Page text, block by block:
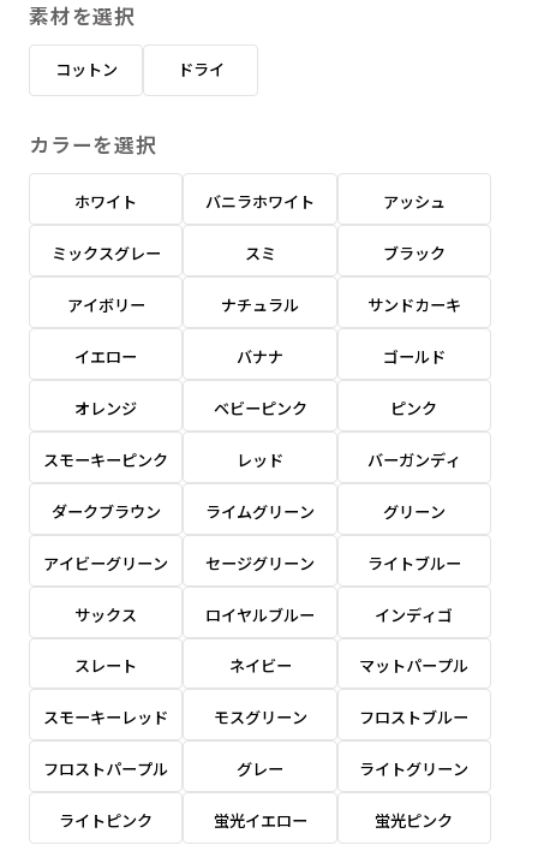
素材を選択
コットン ドライ
カラーを選択
ホワイト バニラホワイト アッシュ
ミックスグレー スミ ブラック
アイボリー ナチュラル サンドカーキ
イエロー バナナ ゴールド
オレンジ ベビーピンク ピンク
スモーキーピンク レッド バーガンディ
ダークブラウン ライムグリーン グリーン
アイビーグリーン セージグリーン ライトブルー
サックス ロイヤルブルー インディゴ
スレート ネイビー マットパープル
スモーキーレッド モスグリーン フロストブルー
フロストパープル グレー ライトグリーン
ライトピンク 蛍光イエロー 蛍光ピンク
入稿（AI／PSD）
購入時の案内に沿って入稿してください。［
入稿（AI／PSD）（要画像確認）［ +298円
］
弊社よりJPG画像をお送りします。ご確認のお
返事を頂いたあとに製作開始いたします。
デザイン依頼［ +3,998円 ］
イルまたは、文章でお知らせください。
文字だけのぼり［ +1,298円 ］
ご購入時の案内に沿って、文字をご指定くだ
さい。
文字だけのぼり（要画像確認）［ +1,598円
弊社よりJPG画像をお送りします。ご確認のお
返事を頂いたあとに製作開始いたします。
名入れ［+999円］
文字のみの名入れが可能です。
名入れ（要画像確認）［+1,298円］
弊社よりJPG画像をお送りします。ご確認のお
返事を頂いたあとに製作開始いたします。
ロゴ有り名入れ［ +1,498円］
ご購入時の案内にそって、デザイン画のファ
イルまたは、文章でお知らせください。
ロゴ有り名入れ（要画像確認）［ +1,798
円］
弊社よりJPG画像をお送りします。ご確認のお
返事を頂いたあとに製作開始いたします。
スリム(45x180)
飾る場所に対して、標準サイズでは大きすぎると
感じる場合や、立てる本数を増やしたい場合はこ
ちらです。
幅が15cm 狭くなっておりスリムな印象を受けま
す。
コンパクト(45x150)
あまり一般的でないサイズですが最近、注文が増
コンビニさんなどで多いです。 お店の外観の邪魔
になりづらく、狭い範囲で沢山飾れます。
スリム(180x45)
飾る場所に対して、標準サイズでは大きすぎると
感じる場合や、立てる本数を増やしたい場合はこ
ちらです。
幅が15cm 狭くなっておりスリムな印象を受けま
す。
コンパクト(150x45)
あまり一般的でないサイズですが最近、注文が増
コンビニさんなどで多いです。 お店の外観の邪魔
になりづらく、狭い範囲で沢山飾れます。
チチ無し
上左チチと
上右チチと
左棒袋縫い
右棒袋縫い
（上と右）
上棒袋縫い
（上のみ）
上下棒袋縫い
（上と下）
タペストリー
加工
※パイプ紐付き
その他
※備考欄に要望をお書きください
Aバナー用チチ
（上2下2）
ハトメ四隅
ハトメ上4つ
（+1営業日）
ハトメ上下4つ
（+1営業日）
上棒袋縫い
（上のみ）
（上のみ） その他
※備考欄に要望をお書きください
1本（2分割）の場合だと
文字の間にスリットが入ります